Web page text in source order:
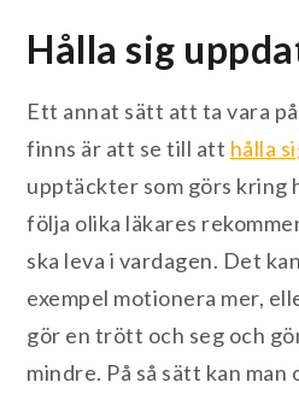
Hålla sig
Ett annat sätt att ta vara
finns är att se till att hålla
upptäckter som görs kring
följa olika läkares
ska leva i vardagen. Det
exempel motionera mer,
gör en trött och seg och
mindre. På så sätt kan